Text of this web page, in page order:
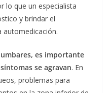
lo que un especialista
y brindar el
automedicación.
es importante
se agravan. En
problemas para